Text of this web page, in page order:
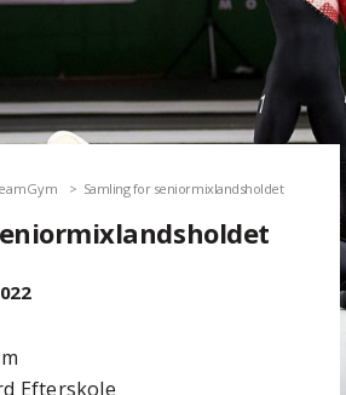
Samling for seniormixlandsholdet
Efterskole